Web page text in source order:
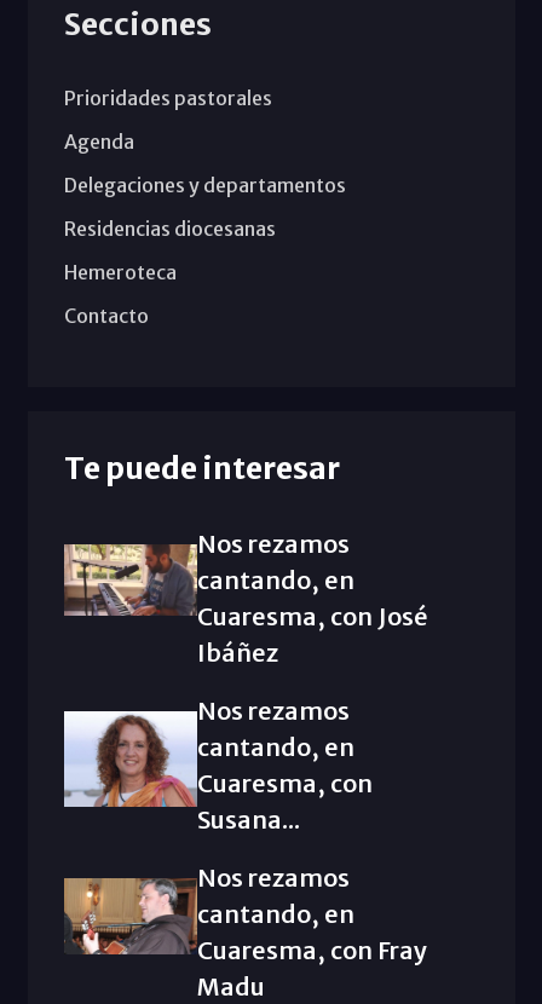
Secciones
Prioridades pastorales
Agenda
Delegaciones y departamentos
Residencias diocesanas
Hemeroteca
Contacto
Te puede interesar
Nos rezamos
cantando, en
Cuaresma, con José
Ibáñez
Nos rezamos
cantando, en
Cuaresma, con
Susana...
Nos rezamos
cantando, en
Cuaresma, con Fray
Madu